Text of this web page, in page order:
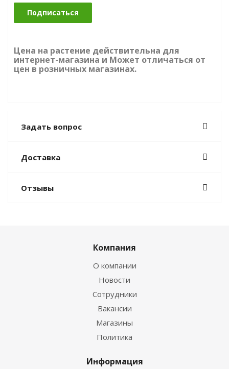
Подписаться
Цена на растение действительна для
интернет-магазина и Может отличаться от
цен в розничных магазинах.
Задать вопрос
Доставка
Отзывы
Компания
О компании
Новости
Сотрудники
Вакансии
Магазины
Политика
Информация